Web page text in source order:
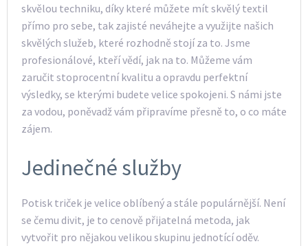
skvělou techniku, díky které můžete mít skvělý textil
přímo pro sebe, tak zajisté neváhejte a využijte našich
skvělých služeb, které rozhodně stojí za to. Jsme
profesionálové, kteří vědí, jak na to. Můžeme vám
zaručit stoprocentní kvalitu a opravdu perfektní
výsledky, se kterými budete velice spokojeni. S námi jste
za vodou, poněvadž vám připravíme přesně to, o co máte
zájem.
Jedinečné služby
Potisk triček je velice oblíbený a stále populárnější. Není
se čemu divit, je to cenově přijatelná metoda, jak
vytvořit pro nějakou velikou skupinu jednotící oděv.